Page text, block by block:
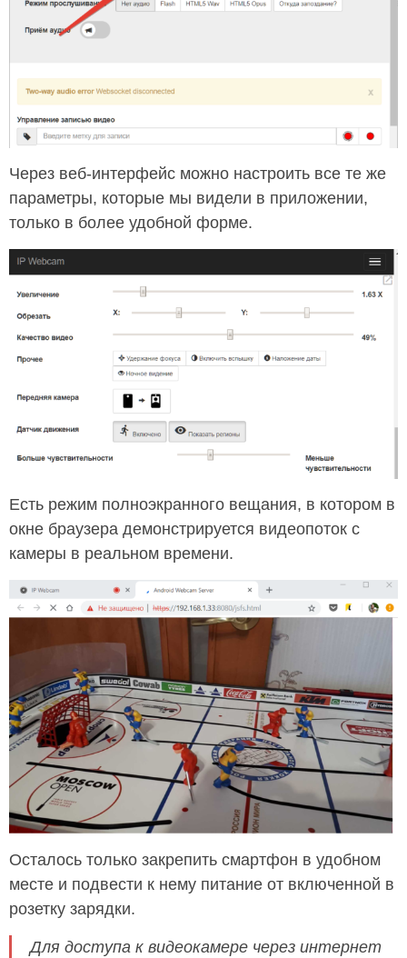
Через веб-интерфейс можно настроить все те же
параметры, которые мы видели в приложении,
только в более удобной форме.
Есть режим полноэкранного вещания, в котором в
окне браузера демонстрируется видеопоток с
камеры в реальном времени.
Осталось только закрепить смартфон в удобном
месте и подвести к нему питание от включенной в
розетку зарядки.
Для доступа к видеокамере через интернет